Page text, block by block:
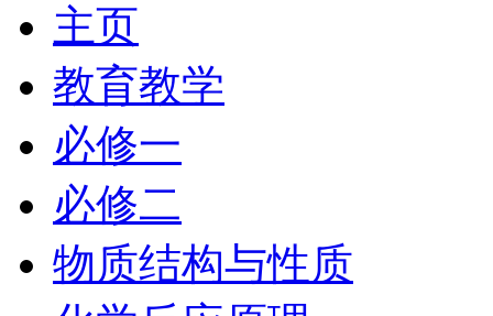
主页
教育教学
必修一
必修二
物质结构与性质